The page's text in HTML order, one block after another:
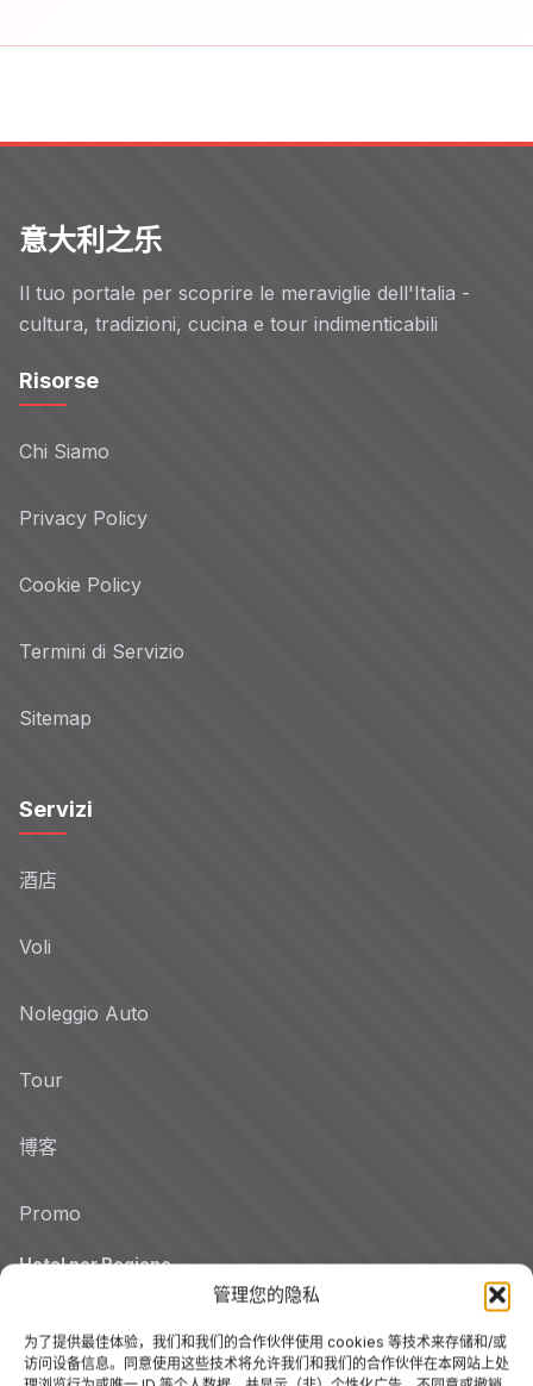
管理您的隐私
为了提供最佳体验，我们和我们的合作伙伴使用 cookies 等技术来存储和/或
访问设备信息。同意使用这些技术将允许我们和我们的合作伙伴在本网站上处
意大利之乐
Il tuo portale per scoprire le meraviglie dell'Italia -
cultura, tradizioni, cucina e tour indimenticabili
Risorse
Chi Siamo
Privacy Policy
Cookie Policy
Termini di Servizio
Sitemap
Servizi
酒店
Voli
Noleggio Auto
Tour
博客
Promo
Hotel per Regione
托斯卡纳